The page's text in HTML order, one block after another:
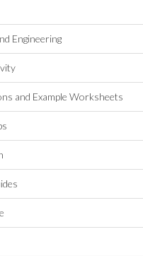
Engineering
and Example Worksheets